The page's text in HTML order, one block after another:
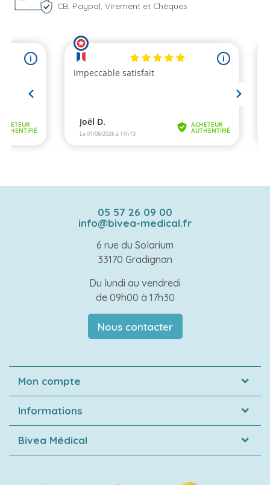
CB, Paypal, Virement et Chèques
05 57 26 09 00
info@bivea-medical.fr
6 rue du Solarium
33170 Gradignan
Du lundi au vendredi
de 09h00 à 17h30
Nous contacter
Mon compte
Informations
Bivea Médical